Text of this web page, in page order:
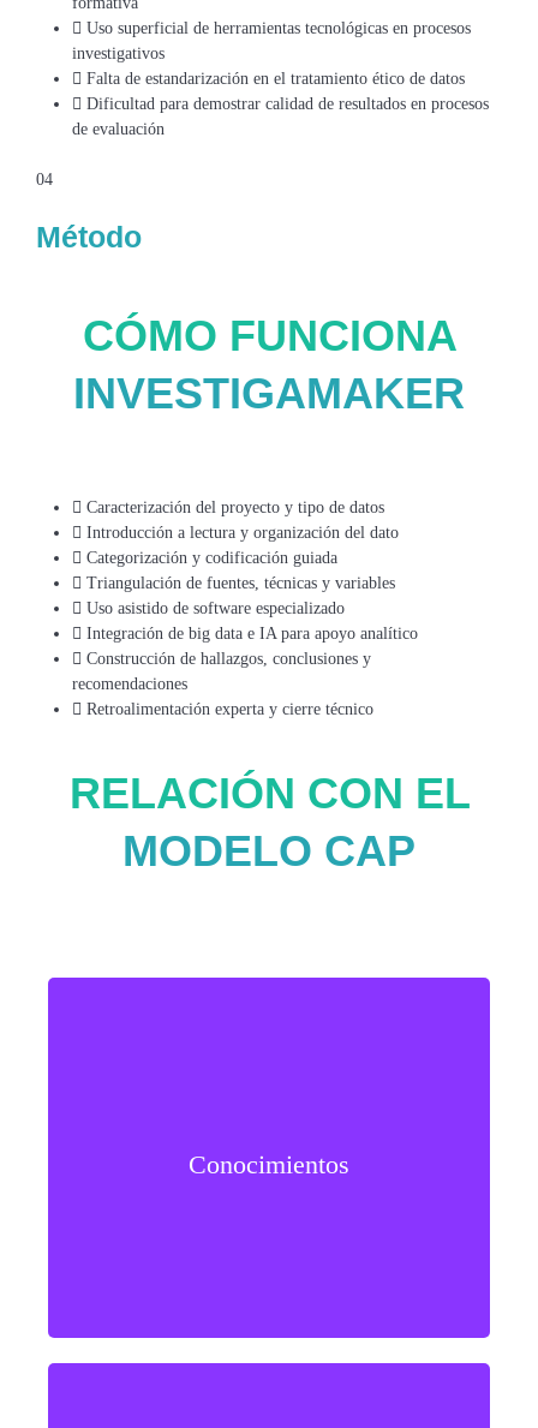
Uso superficial de herramientas tecnológicas en procesos
investigativos
Falta de estandarización en el tratamiento ético de datos
Dificultad para demostrar calidad de resultados en procesos
de evaluación
04
Método
CÓMO FUNCIONA
INVESTIGAMAKER
Caracterización del proyecto y tipo de datos
Introducción a lectura y organización del dato
Categorización y codificación guiada
Triangulación de fuentes, técnicas y variables
Uso asistido de software especializado
Integración de big data e IA para apoyo analítico
Construcción de hallazgos, conclusiones y
recomendaciones
Retroalimentación experta y cierre técnico
RELACIÓN CON EL
MODELO CAP
Conocimientos
cuantitativo, triangulación de datos y fundamentos de